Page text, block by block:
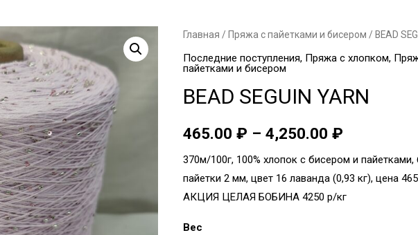
Главная / Пряжа с пайетками и бисером / BEAD
Последние поступления, Пряжа с хлопком,
пайетками и бисером
BEAD SEGUIN YARN
465.00₽ –4,250.00₽
370м/100г, 100% хлопок с бисером и
пайетки 2 мм, цвет 16 лаванда (0,93 кг), цена
АКЦИЯ ЦЕЛАЯ БОБИНА 4250 р/кг
Вес